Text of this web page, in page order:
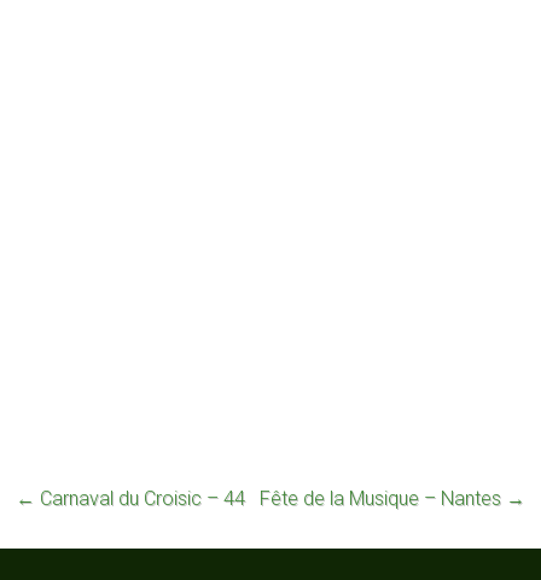
← Carnaval du Croisic – 44 Fête de la Musique – Nantes →